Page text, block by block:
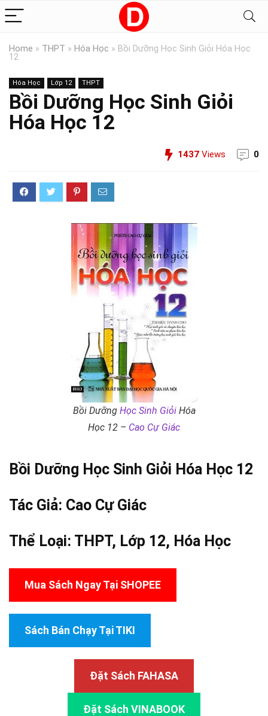
Home » THPT » Hóa Học » Bồi Dưỡng Học Sinh Giỏi Hóa Học
12
Hóa Học Lớp 12 THPT
Bồi Dưỡng Học Sinh Giỏi
Hóa Học 12
1437 Views 0
Bồi Dưỡng Học Sinh GiỏiHóa
Học 12 – Cao Cự Giác
Bồi Dưỡng Học Sinh Giỏi Hóa Học 12
Tác Giả: Cao Cự Giác
Thể Loại: THPT, Lớp 12, Hóa Học
Mua Sách Ngay Tại SHOPEE
Sách Bán Chạy Tại TIKI
Đặt Sách FAHASA
Đặt Sách VINABOOK